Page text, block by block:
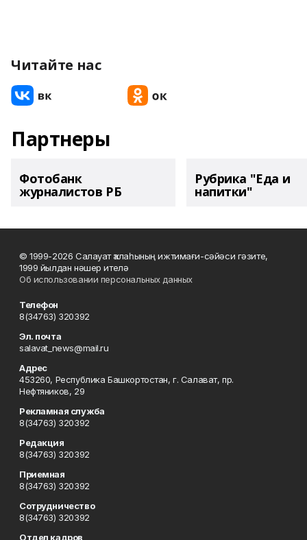
Читайте нас
Партнеры
Фотобанк
журналистов РБ
Рубрика "Еда и
напитки"
© 1999-2026 Салауат ҡалаһының ижтимағи-сәйәси гәзите,
1999 йылдан нәшер ителә
Об использовании персональных данных
Телефон
8(34763) 320392
Эл. почта
salavat_news@mail.ru
Адрес
453260, Республика Башкортостан, г. Салават, пр.
Нефтяников, 29
Рекламная служба
8(34763) 320392
Редакция
8(34763) 320392
Приемная
8(34763) 320392
Сотрудничество
8(34763) 320392
Отдел кадров